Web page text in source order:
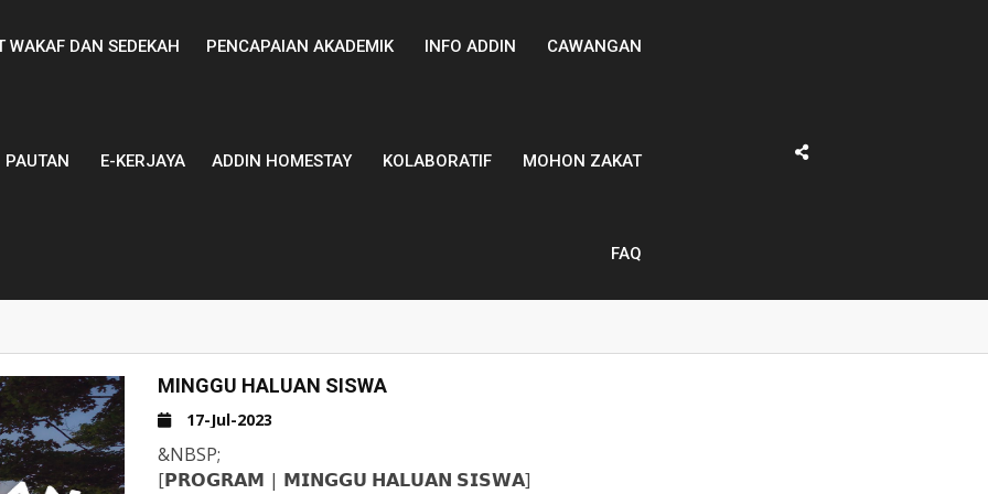
WAKAF DAN SEDEKAH PENCAPAIAN AKADEMIK INFO ADDIN CAWANGAN
PAUTAN E-KERJAYA ADDIN HOMESTAY KOLABORATIF MOHON ZAKAT
FAQ
MINGGU HALUAN SISWA
17-Jul-2023
&NBSP;
[𝗣𝗥𝗢𝗚𝗥𝗔𝗠 | 𝗠𝗜𝗡𝗚𝗚𝗨 𝗛𝗔𝗟𝗨𝗔𝗡 𝗦𝗜𝗦𝗪𝗔]